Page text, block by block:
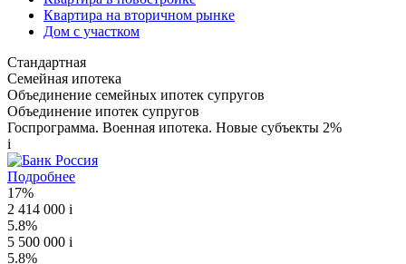
Квартира на вторичном рынке
Дом с участком
Стандартная
Семейная ипотека
Объединение семейных ипотек супругов
Объединение ипотек супругов
Госпрограмма. Военная ипотека. Новые субъекты 2%
i
Подробнее
17%
2 414 000 i
5.8%
5 500 000 i
5.8%